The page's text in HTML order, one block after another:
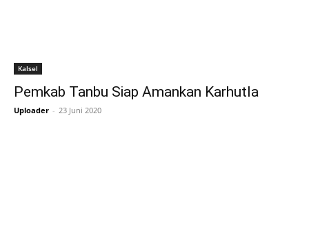
Kalsel
Pemkab Tanbu Siap Amankan Karhutla
Uploader - 23 Juni 2020